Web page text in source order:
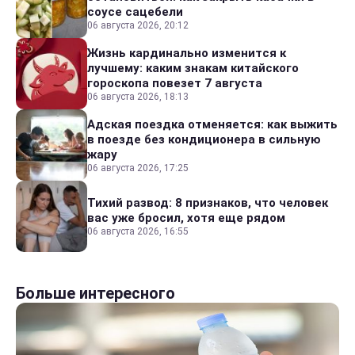
соусе сацебели
06 августа 2026, 20:12
Жизнь кардинально изменится к
лучшему: каким знакам китайского
гороскопа повезет 7 августа
06 августа 2026, 18:13
Адская поездка отменяется: как выжить
в поезде без кондиционера в сильную
жару
06 августа 2026, 17:25
Тихий развод: 8 признаков, что человек
вас уже бросил, хотя еще рядом
06 августа 2026, 16:55
Больше интересного